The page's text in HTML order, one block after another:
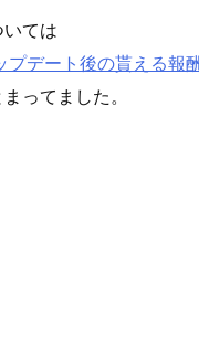
ては
プデート後の貰える
ってました。